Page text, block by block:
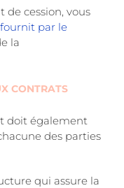
de cession, vous
par le
la
CONTRATS
doit également
des parties
qui assure la